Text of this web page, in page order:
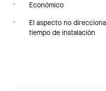
Económico
El aspecto no
tiempo de instalación